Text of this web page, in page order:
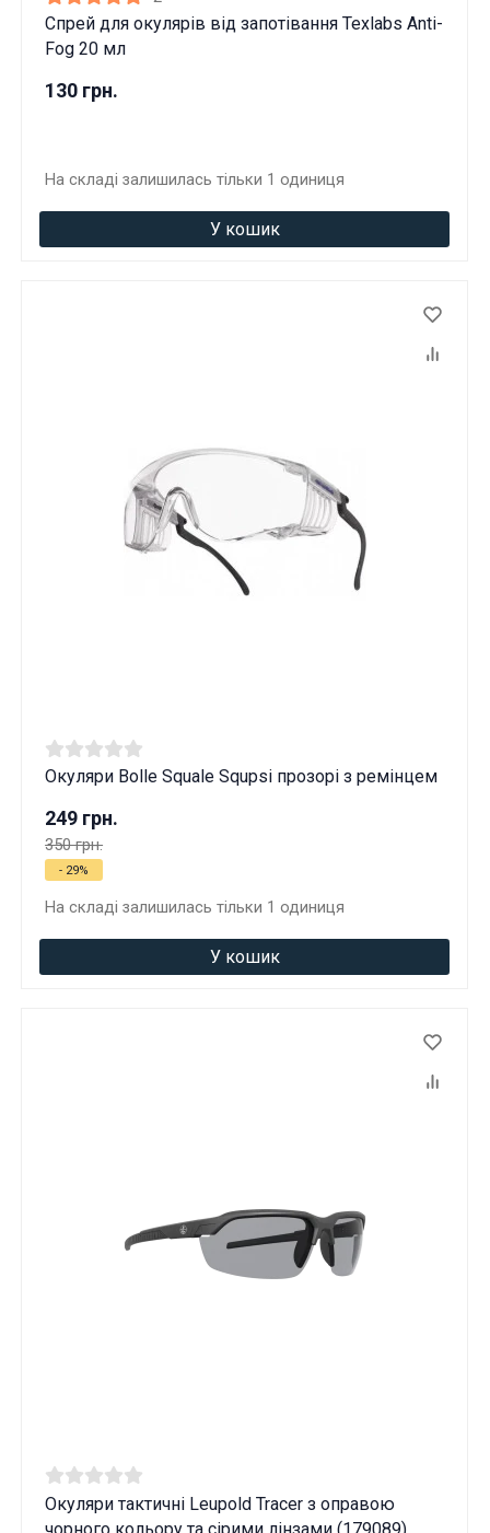
Спрей для окулярів від запотівання Texlabs Anti-
Fog 20 мл
130 грн.
На складі залишилась тільки 1 одиниця
У кошик
Окуляри Bolle Squale Squpsi прозорі з ремінцем
249 грн.
350 грн.
- 29%
На складі залишилась тільки 1 одиниця
У кошик
Окуляри тактичні Leupold Tracer з оправою